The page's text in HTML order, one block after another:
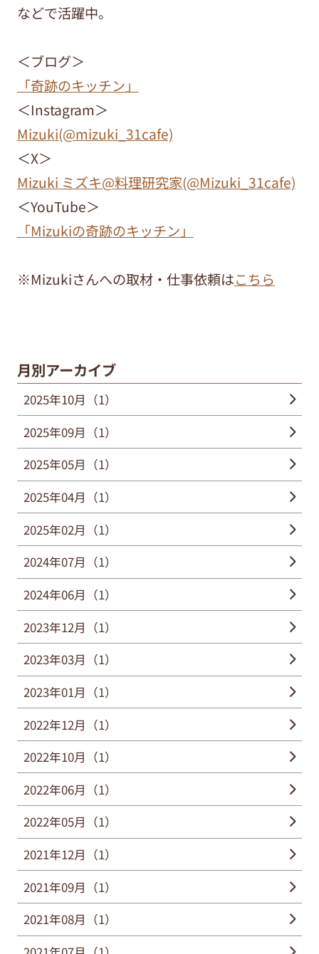
などで活躍中。
＜ブログ＞
「奇跡のキッチン」
＜Instagram＞
Mizuki(@mizuki_31cafe)
＜X＞
Mizuki ミズキ@料理研究家(@Mizuki_31cafe)
＜YouTube＞
「Mizukiの奇跡のキッチン」
※Mizukiさんへの取材・仕事依頼はこちら
月別アーカイブ
2025年10月（1）
2025年09月（1）
2025年05月（1）
2025年04月（1）
2025年02月（1）
2024年07月（1）
2024年06月（1）
2023年12月（1）
2023年03月（1）
2023年01月（1）
2022年12月（1）
2022年10月（1）
2022年06月（1）
2022年05月（1）
2021年12月（1）
2021年09月（1）
2021年08月（1）